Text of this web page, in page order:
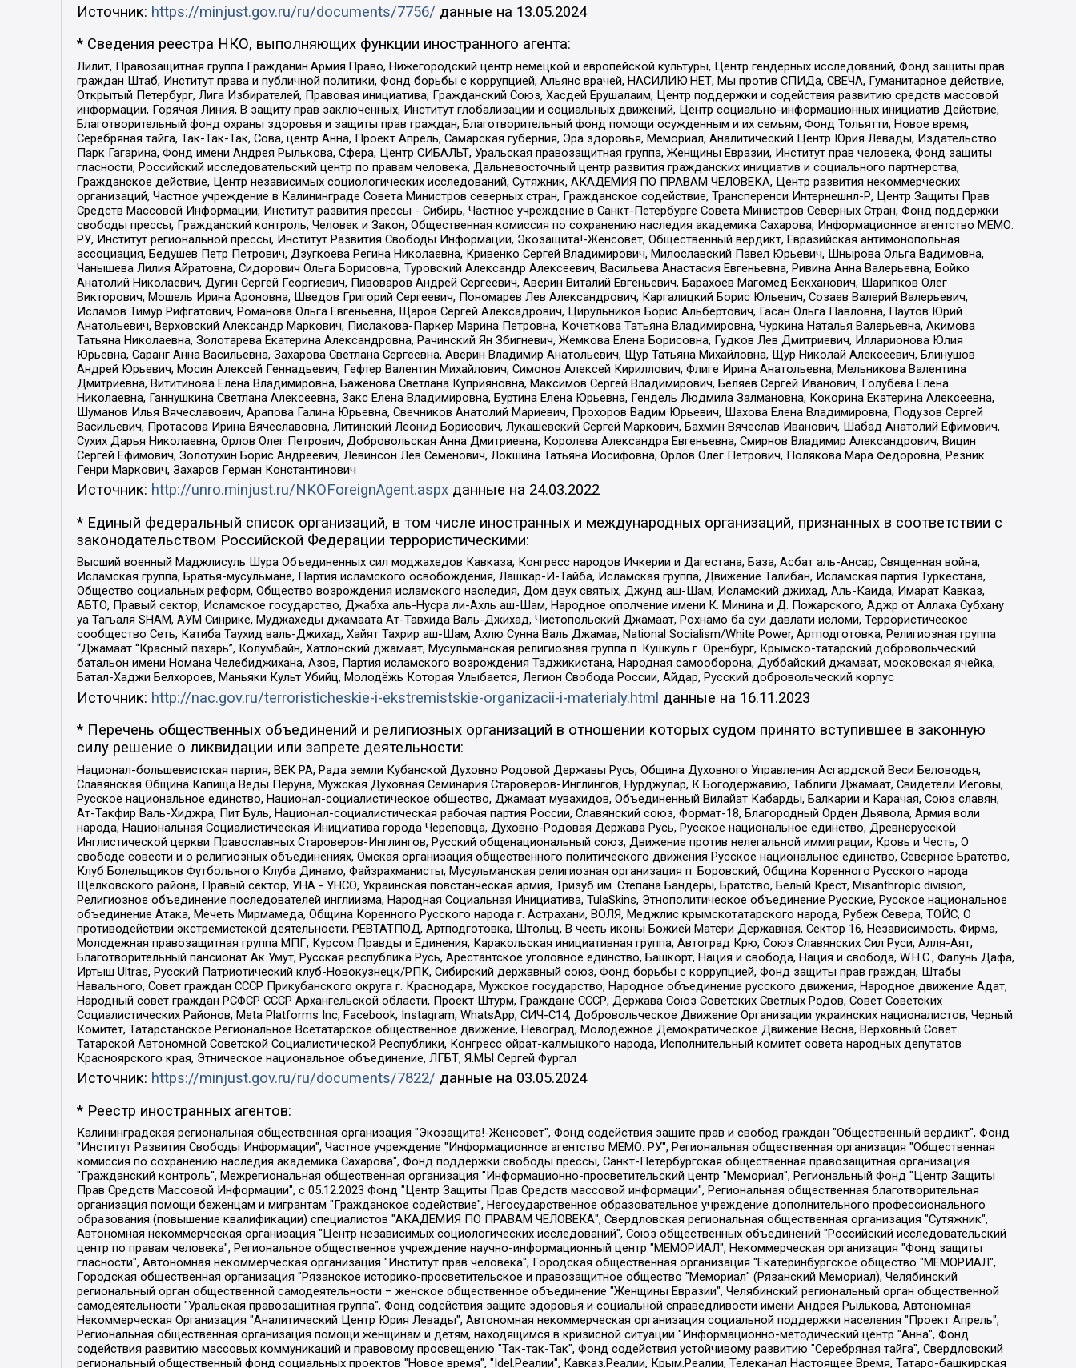
Источник: https://minjust.gov.ru/ru/documents/7756/ данные на 13.05.2024
* Сведения реестра НКО, выполняющих функции иностранного агента:
Лилит, Правозащитная группа Гражданин.Армия.Право, Нижегородский центр немецкой и европейской культуры, Центр гендерных исследований, Фонд защиты прав
граждан Штаб, Институт права и публичной политики, Фонд борьбы с коррупцией, Альянс врачей, НАСИЛИЮ.НЕТ, Мы против СПИДа, СВЕЧА, Гуманитарное действие,
Открытый Петербург, Лига Избирателей, Правовая инициатива, Гражданский Союз, Хасдей Ерушалаим, Центр поддержки и содействия развитию средств массовой
информации, Горячая Линия, В защиту прав заключенных, Институт глобализации и социальных движений, Центр социально-информационных инициатив Действие,
Благотворительный фонд охраны здоровья и защиты прав граждан, Благотворительный фонд помощи осужденным и их семьям, Фонд Тольятти, Новое время,
Серебряная тайга, Так-Так-Так, Сова, центр Анна, Проект Апрель, Самарская губерния, Эра здоровья, Мемориал, Аналитический Центр Юрия Левады, Издательство
Парк Гагарина, Фонд имени Андрея Рылькова, Сфера, Центр СИБАЛЬТ, Уральская правозащитная группа, Женщины Евразии, Институт прав человека, Фонд защиты
гласности, Российский исследовательский центр по правам человека, Дальневосточный центр развития гражданских инициатив и социального партнерства,
Гражданское действие, Центр независимых социологических исследований, Сутяжник, АКАДЕМИЯ ПО ПРАВАМ ЧЕЛОВЕКА, Центр развития некоммерческих
организаций, Частное учреждение в Калининграде Совета Министров северных стран, Гражданское содействие, Трансперенси Интернешнл-Р, Центр Защиты Прав
Средств Массовой Информации, Институт развития прессы - Сибирь, Частное учреждение в Санкт-Петербурге Совета Министров Северных Стран, Фонд поддержки
свободы прессы, Гражданский контроль, Человек и Закон, Общественная комиссия по сохранению наследия академика Сахарова, Информационное агентство МЕМО.
РУ, Институт региональной прессы, Институт Развития Свободы Информации, Экозащита!-Женсовет, Общественный вердикт, Евразийская антимонопольная
ассоциация, Бедушев Петр Петрович, Дзугкоева Регина Николаевна, Кривенко Сергей Владимирович, Милославский Павел Юрьевич, Шнырова Ольга Вадимовна,
Чанышева Лилия Айратовна, Сидорович Ольга Борисовна, Туровский Александр Алексеевич, Васильева Анастасия Евгеньевна, Ривина Анна Валерьевна, Бойко
Анатолий Николаевич, Дугин Сергей Георгиевич, Пивоваров Андрей Сергеевич, Аверин Виталий Евгеньевич, Барахоев Магомед Бекханович, Шарипков Олег
Викторович, Мошель Ирина Ароновна, Шведов Григорий Сергеевич, Пономарев Лев Александрович, Каргалицкий Борис Юльевич, Созаев Валерий Валерьевич,
Исламов Тимур Рифгатович, Романова Ольга Евгеньевна, Щаров Сергей Алексадрович, Цирульников Борис Альбертович, Гасан Ольга Павловна, Паутов Юрий
Анатольевич, Верховский Александр Маркович, Пислакова-Паркер Марина Петровна, Кочеткова Татьяна Владимировна, Чуркина Наталья Валерьевна, Акимова
Татьяна Николаевна, Золотарева Екатерина Александровна, Рачинский Ян Збигневич, Жемкова Елена Борисовна, Гудков Лев Дмитриевич, Илларионова Юлия
Юрьевна, Саранг Анна Васильевна, Захарова Светлана Сергеевна, Аверин Владимир Анатольевич, Щур Татьяна Михайловна, Щур Николай Алексеевич, Блинушов
Андрей Юрьевич, Мосин Алексей Геннадьевич, Гефтер Валентин Михайлович, Симонов Алексей Кириллович, Флиге Ирина Анатольевна, Мельникова Валентина
Дмитриевна, Вититинова Елена Владимировна, Баженова Светлана Куприяновна, Максимов Сергей Владимирович, Беляев Сергей Иванович, Голубева Елена
Николаевна, Ганнушкина Светлана Алексеевна, Закс Елена Владимировна, Буртина Елена Юрьевна, Гендель Людмила Залмановна, Кокорина Екатерина Алексеевна,
Шуманов Илья Вячеславович, Арапова Галина Юрьевна, Свечников Анатолий Мариевич, Прохоров Вадим Юрьевич, Шахова Елена Владимировна, Подузов Сергей
Васильевич, Протасова Ирина Вячеславовна, Литинский Леонид Борисович, Лукашевский Сергей Маркович, Бахмин Вячеслав Иванович, Шабад Анатолий Ефимович,
Сухих Дарья Николаевна, Орлов Олег Петрович, Добровольская Анна Дмитриевна, Королева Александра Евгеньевна, Смирнов Владимир Александрович, Вицин
Сергей Ефимович, Золотухин Борис Андреевич, Левинсон Лев Семенович, Локшина Татьяна Иосифовна, Орлов Олег Петрович, Полякова Мара Федоровна, Резник
Генри Маркович, Захаров Герман Константинович
Источник: http://unro.minjust.ru/NKOForeignAgent.aspxданные на 24.03.2022
* Единый федеральный список организаций, в том числе иностранных и международных организаций, признанных в соответствии с
законодательством Российской Федерации террористическими:
Высший военный Маджлисуль Шура Объединенных сил моджахедов Кавказа, Конгресс народов Ичкерии и Дагестана, База, Асбат аль-Ансар, Священная война,
Исламская группа, Братья-мусульмане, Партия исламского освобождения, Лашкар-И-Тайба, Исламская группа, Движение Талибан, Исламская партия Туркестана,
Общество социальных реформ, Общество возрождения исламского наследия, Дом двух святых, Джунд аш-Шам, Исламский джихад, Аль-Каида, Имарат Кавказ,
АБТО, Правый сектор, Исламское государство, Джабха аль-Нусра ли-Ахль аш-Шам, Народное ополчение имени К. Минина и Д. Пожарского, Аджр от Аллаха Субхану
уа Тагьаля SHAM, АУМ Синрике, Муджахеды джамаата Ат-Тавхида Валь-Джихад, Чистопольский Джамаат, Рохнамо ба суи давлати исломи, Террористическое
сообщество Сеть, Катиба Таухид валь-Джихад, Хайят Тахрир аш-Шам, Ахлю Сунна Валь Джамаа, National Socialism/White Power, Артподготовка, Религиозная группа
“Джамаат “Красный пахарь”, Колумбайн, Хатлонский джамаат, Мусульманская религиозная группа п. Кушкуль г. Оренбург, Крымско-татарский добровольческий
батальон имени Номана Челебиджихана, Азов, Партия исламского возрождения Таджикистана, Народная самооборона, Дуббайский джамаат, московская ячейка,
Батал-Хаджи Белхороев, Маньяки Культ Убийц, Молодёжь Которая Улыбается, Легион Свобода России, Айдар, Русский добровольческий корпус
Источник: http://nac.gov.ru/terroristicheskie-i-ekstremistskie-organizacii-i-materialy.html данные на 16.11.2023
* Перечень общественных объединений и религиозных организаций в отношении которых судом принято вступившее в законную
силу решение о ликвидации или запрете деятельности:
Национал-большевистская партия, ВЕК РА, Рада земли Кубанской Духовно Родовой Державы Русь, Община Духовного Управления Асгардской Веси Беловодья,
Славянская Община Капища Веды Перуна, Мужская Духовная Семинария Староверов-Инглингов, Нурджулар, К Богодержавию, Таблиги Джамаат, Свидетели Иеговы,
Русское национальное единство, Национал-социалистическое общество, Джамаат мувахидов, Объединенный Вилайат Кабарды, Балкарии и Карачая, Союз славян,
Ат-Такфир Валь-Хиджра, Пит Буль, Национал-социалистическая рабочая партия России, Славянский союз, Формат-18, Благородный Орден Дьявола, Армия воли
народа, Национальная Социалистическая Инициатива города Череповца, Духовно-Родовая Держава Русь, Русское национальное единство, Древнерусской
Инглистической церкви Православных Староверов-Инглингов, Русский общенациональный союз, Движение против нелегальной иммиграции, Кровь и Честь, О
свободе совести и о религиозных объединениях, Омская организация общественного политического движения Русское национальное единство, Северное Братство,
Клуб Болельщиков Футбольного Клуба Динамо, Файзрахманисты, Мусульманская религиозная организация п. Боровский, Община Коренного Русского народа
Щелковского района, Правый сектор, УНА - УНСО, Украинская повстанческая армия, Тризуб им. Степана Бандеры, Братство, Белый Крест, Misanthropic division,
Религиозное объединение последователей инглиизма, Народная Социальная Инициатива, TulaSkins, Этнополитическое объединение Русские, Русское национальное
объединение Атака, Мечеть Мирмамеда, Община Коренного Русского народа г. Астрахани, ВОЛЯ, Меджлис крымскотатарского народа, Рубеж Севера, ТОЙС, О
противодействии экстремистской деятельности, РЕВТАТПОД, Артподготовка, Штольц, В честь иконы Божией Матери Державная, Сектор 16, Независимость, Фирма,
Молодежная правозащитная группа МПГ, Курсом Правды и Единения, Каракольская инициативная группа, Автоград Крю, Союз Славянских Сил Руси, Алля-Аят,
Благотворительный пансионат Ак Умут, Русская республика Русь, Арестантское уголовное единство, Башкорт, Нация и свобода, Нация и свобода, W.H.С., Фалунь Дафа,
Иртыш Ultras, Русский Патриотический клуб-Новокузнецк/РПК, Сибирский державный союз, Фонд борьбы с коррупцией, Фонд защиты прав граждан, Штабы
Навального, Совет граждан СССР Прикубанского округа г. Краснодара, Мужское государство, Народное объединение русского движения, Народное движение Адат,
Народный совет граждан РСФСР СССР Архангельской области, Проект Штурм, Граждане СССР, Держава Союз Советских Светлых Родов, Совет Советских
Социалистических Районов, Meta Platforms Inc, Facebook, Instagram, WhatsApp, СИЧ-С14, Добровольческое Движение Организации украинских националистов, Черный
Комитет, Татарстанское Региональное Всетатарское общественное движение, Невоград, Молодежное Демократическое Движение Весна, Верховный Совет
Татарской Автономной Советской Социалистической Республики, Конгресс ойрат-калмыцкого народа, Исполнительный комитет совета народных депутатов
Красноярского края, Этническое национальное объединение, ЛГБТ, Я.МЫ Сергей Фургал
Источник: https://minjust.gov.ru/ru/documents/7822/ данные на 03.05.2024
* Реестр иностранных агентов:
Калининградская региональная общественная организация "Экозащита!-Женсовет", Фонд содействия защите прав и свобод граждан "Общественный вердикт", Фонд "Институт Развития Свободы Информации", Частное учреждение "Информационное агентство МЕМО. РУ", Региональная общественная организация "Общественная комиссия по сохранению наследия академика Сахарова", Фонд поддержки свободы прессы, Санкт-Петербургская общественная правозащитная организация "Гражданский контроль", Межрегиональная общественная организация "Информационно-просветительский центр "Мемориал", Региональный Фонд "Центр Защиты Прав Средств Массовой Информации", с 05.12.2023 Фонд "Центр Защиты Прав Средств массовой информации", Региональная общественная благотворительная организация помощи беженцам и мигрантам "Гражданское содействие", Негосударственное образовательное учреждение дополнительного профессионального образования (повышение квалификации) специалистов "АКАДЕМИЯ ПО ПРАВАМ ЧЕЛОВЕКА", Свердловская региональная общественная организация "Сутяжник", Автономная некоммерческая организация "Центр независимых социологических исследований", Союз общественных объединений "Российский исследовательский центр по правам человека", Региональное общественное учреждение научно-информационный центр "МЕМОРИАЛ", Некоммерческая организация "Фонд защиты гласности", Автономная некоммерческая организация "Институт прав человека", Городская общественная организация "Екатеринбургское общество "МЕМОРИАЛ", Городская общественная организация "Рязанское историко-просветительское и правозащитное общество "Мемориал" (Рязанский Мемориал), Челябинский региональный орган общественной самодеятельности – женское общественное объединение "Женщины Евразии", Челябинский региональный орган общественной самодеятельности "Уральская правозащитная группа", Фонд содействия защите здоровья и социальной справедливости имени Андрея Рылькова, Автономная Некоммерческая Организация "Аналитический Центр Юрия Левады", Автономная некоммерческая организация социальной поддержки населения "Проект Апрель", Региональная общественная организация помощи женщинам и детям, находящимся в кризисной ситуации "Информационно-методический центр "Анна", Фонд содействия развитию массовых коммуникаций и правовому просвещению "Так-так-Так", Фонд содействия устойчивому развитию "Серебряная тайга", Свердловский региональный общественный фонд социальных проектов "Новое время", "Idel.Реалии", Кавказ.Реалии, Крым.Реалии, Телеканал Настоящее Время, Татаро-башкирская служба Радио Свобода (Azatliq Radiosi), Радио Свободная Европа/Радио Свобода (PCE/PC), "Сибирь.Реалии", "Фактограф", Благотворительный фонд помощи осужденным и их семьям, Автономная некоммерческая организация "Институт глобализации и социальных движений", Фонд "В защиту прав заключенных", Частное учреждение "Центр поддержки и содействия развитию средств массовой информации", Пензенский региональный общественный благотворительный фонд "Гражданский союз", "Север.Реалии", Некоммерческая организация Фонд "Правовая инициатива", Общество с ограниченной ответственностью "Радио Свободная Европа/Радио Свобода", Чешское информационное агентство "MEDIUM-ORIENT", Красноярская региональная общественная организация "Мы против СПИДа", Камалягин Денис Николаевич, Маркелов Сергей Евгеньевич, Пономарев Лев Александрович, Савицкая Людмила Алексеевна, Автономная некоммерческая организация "Центр по работе с проблемой насилия "НАСИЛИЮ.НЕТ", Межрегиональный профессиональный союз работников здравоохранения "Альянс врачей", Юридическое лицо, зарегистрированное в Латвийской Республике, SIA "Medusa Project" (регистрационный номер 40103797863, дата регистрации 10.06.2014), Некоммерческая организация "Фонд по борьбе с коррупцией", Автономная некоммерческая организация "Институт права и публичной политики", Баданин Роман Сергеевич, Гликин Максим Александрович, Железнова Мария Михайловна, Лукьянова Юлия Сергеевна, Маетная Елизавета Витальевна, Маняхин Петр Борисович, Чуракова Ольга Владимировна, Ярош Юлия Петровна, Юридическое лицо "The Insider SIA", зарегистрированное в Риге, Латвийская Республика (дата регистрации 26.06.2015), являющееся администратором доменного имени интернет-издания "The Insider SIA", https://theins.ru, Постернак Алексей Евгеньевич, Рубин Михаил Аркадьевич, Анин Роман Александрович, Юридическое лицо Istories fonds, зарегистрированное в Латвийской Республике (регистрационный номер 50008295751, дата регистрации 24.02.2020), Великовский Дмитрий Александрович, Долинина Ирина Николаевна, Мароховская Алеся Алексеевна, Шлейнов Роман Юрьевич, Шмагун Олеся Валентиновна, Общество с ограниченной ответственностью "Альтаир 2021", Общество с ограниченной ответственностью "Вега 2021", Общество с ограниченной ответственностью "Главный редактор 2021", Общество с ограниченной ответственностью "Ромашки монолит", Важенков Артем Валерьевич, Ивановская областная общественная организация "Центр гендерных исследований", Гурман Юрий Альбертович, Медиапроект "ОВД-Инфо", Егоров Владимир Владимирович, Жилинский Владимир Александрович, Общество с ограниченной ответственностью "ЗП", Иванова София Юрьевна, Карезина Инна Павловна, Кильтау Екатерина Викторовна, Петров Алексей Викторович, Пискунов Сергей Евгеньевич, Смирнов Сергей Сергеевич, Тихонов Михаил Сергеевич, Общество с ограниченной ответственностью "ЖУРНАЛИСТ-ИНОСТРАННЫЙ АГЕНТ", Арапова Галина Юрьевна, Вольтская Татьяна Анатольевна, Американская компания "Mason G.E.S. Anonymous Foundation" (США), являющаяся владельцем интернет-издания https://mnews.world/, Компания "Stichting Bellingcat", зарегистрированная в Нидерландах (дата регистрации 11.07.2018), Захаров Андрей Вячеславович, Клепиковская Екатерина Дмитриевна, Общество с ограниченной ответственностью "МЕМО", Перл Роман Александрович, Симонов Евгений Алексеевич, Соловьева Елена Анатольевна, Сотников Даниил Владимирович, Сурначева Елизавета Дмитриевна, Автономная некоммерческая организация по защите прав человека и информированию населения "Якутия – Наше Мнение", Общество с ограниченной ответственностью "Москоу диджитал медиа", с 26.01.2023 Общество с ограниченной ответственностью "Чайка Белые сады", Ветошкина Валерия Валерьевна, Заговора Максим Александрович, Межрегиональное общественное движение "Российская ЛГБТ - сеть", Оленичев Максим Владимирович, Павлов Иван Юрьевич, Скворцова Елена Сергеевна, Общество с ограниченной ответственностью "Как бы инагент", Кочетков Игорь Викторович, Общество с ограниченной ответственностью "Честные выборы", Еланчик Олег Александрович, Общество с ограниченной ответственностью "Нобелевский призыв", Гималова Регина Эмилевна, Григорьев Андрей Валерьевич, Григорьева Алина Александровна, Ассоциация по содействию защите прав призывников, альтернативнослужащих и военнослужащих "Правозащитная группа "Гражданин.Армия.Право", Хисамова Регина Фаритовна, Автономная некоммерческая организация по реализации социально-правовых программ "Лилит", Дальневосточное общественное движение "Маяк", Санкт-Петербургская ЛГБТ-инициативная группа "Выход", Инициативная группа ЛГБТ+ "Реверс", Алексеев Андрей Викторович, Бекбулатова Таисия Львовна, Беляев Иван Михайлович, Владыкина Елена Сергеевна, Гельман Марат Александрович, Никульшина Вероника Юрьевна, Толоконникова Надежда Андреевна, Шендерович Виктор Анатольевич, Общество с ограниченной ответственностью "Данное сообщение", Общество с ограниченной ответственностью Издательский дом "Новая глава", Айнбиндер Александра Александровна, Московский комьюнити-центр для ЛГБТ+инициатив, Благотворительный фонд развития филантропии, Deutsche Welle (Германия, Kurt-Schumacher-Strasse 3, 53113 Bonn), Борзунова Мария Михайловна, Воробьев Виктор Викторович, Голубева Анна Львовна, Константинова Алла Михайловна, Малкова Ирина Владимировна, Мурадов Мурад Абдулгалимович, Осетинская Елизавета Николаевна, Понасенков Евгений Николаевич, Ганапольский Матвей Юрьевич, Киселев Евгений Алексеевич, Борухович Ирина Григорьевна, Дремин Иван Тимофеевич, Дубровский Дмитрий Викторович, Красноярская региональная общественная организация поддержки и развития альтернативных образовательных технологий и межкультурных коммуникаций "ИНТЕРРА", Маяковская Екатерина Алексеевна, Фейгин Марк Захарович, Филимонов Андрей Викторович, Дзугкоева Регина Николаевна, Доброхотов Роман Александрович, Дудь Юрий Александрович, Елкин Сергей Владимирович, Кругликов Кирилл Игоревич, Сабунаева Мария Леонидовна, Семенов Алексей Владимирович, Шаинян Карен Багратович, Шульман Екатерина Михайловна, Асафьев Артур Валерьевич, Вахштайн Виктор Семенович, Венедиктов Алексей Алексеевич, Лушникова Екатерина Евгеньевна, Волков Леонид Михайлович, Невзоров Александр Глебович, Пархоменко Сергей Борисович, Сироткин Ярослав Николаевич, Кара-Мурза Владимир Владимирович, Баранова Наталья Владимировна, Гозман Леонид Яковлевич, Кагарлицкий Борис Юльевич, Климарев Михаил Валерьевич, Милов Владимир Станиславович, Автономная некоммерческая организация Краснодарский центр современного искусства "Типография", Моргенштерн Алишер Тагирович, Соболь Любовь Эдуардовна, Общество с ограниченной ответственностью "ЛИЗА НОРМ", Каспаров Гарри Кимович, Ходорковский Михаил Борисович, Общество с ограниченной ответственностью "Апрельские тезисы", Данилович Ирина Брониславовна, Кашин Олег Владимирович, Петров Николай Владимирович, Пивоваров Алексей Владимирович, Соколов Михаил Владимирович, Цветкова Юлия Владимировна, Чичваркин Евгений Александрович, Комитет против пыток/Команда против пыток, Общество с ограниченной ответственностью "Первый научный", Общество с ограниченной ответственностью "Вертолет и ко", Белоцерковская Вероника Борисовна, Кац Максим Евгеньевич, Лазарева Татьяна Юрьевна, Шаведдинов Руслан Табризович, Яшин Илья Валерьевич, Общество с ограниченной ответственностью "Иноагент ААВ", Алешковский Дмитрий Петрович, Альбац Евгения Марковна, Быков Дмитрий Львович, Галямина Юлия Евгеньевна, Лойко Сергей Леонидович, Мартынов Кирилл Константинович, Медведев Сергей Александрович, Крашенинников Федор Геннадиевич, Гордеева Катерина Вл